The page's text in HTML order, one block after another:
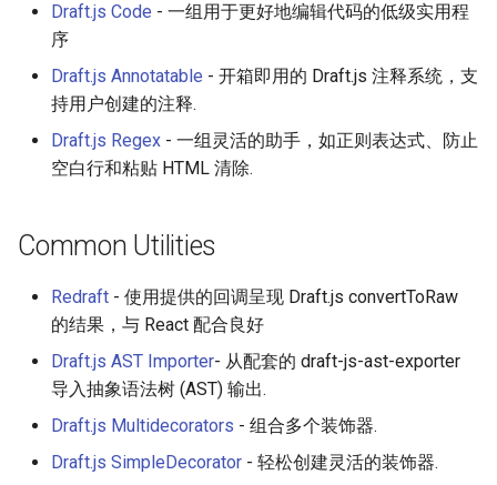
Framer
Markdown
Dev Fun
Healthcare
Magento 2
TikZ
Neuroscience
Ad-Free
Draft.js Code - 一组用于更好地编辑代码的低级实用程
序
Draft.js Annotatable - 开箱即用的 Draft.js 注释系统，支
持用户创建的注释.
Draft.js Regex - 一组灵活的助手，如正则表达式、防止
空白行和粘贴 HTML 清除.
Common Utilities
Redraft - 使用提供的回调呈现 Draft.js convertToRaw
的结果，与 React 配合良好
Draft.js AST Importer- 从配套的 draft-js-ast-exporter
导入抽象语法树 (AST) 输出.
Draft.js Multidecorators - 组合多个装饰器.
Draft.js SimpleDecorator - 轻松创建灵活的装饰器.